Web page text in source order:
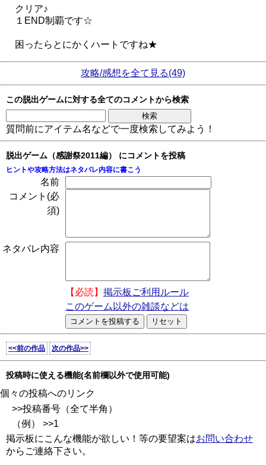
クリア♪
１END制覇です☆
困ったらとにかくハートですね★
攻略/感想を全て見る(49)
この脱出ゲームに対する全てのコメントから検索
質問前にアイテム名などで一度検索してみよう！
脱出ゲーム（感謝祭2011編） にコメントを投稿
ヒントや攻略方法はネタバレ内容に書こう
名前
コメント(必
須)
ネタバレ内容
【必読】 掲示板ご利用ルール
このゲーム以外の雑談などは
<<前の作品 次の作品>>
投稿時に使える機能(名前欄以外で使用可能)
個々の投稿へのリンク
>>投稿番号（全て半角）
（例） >>1
掲示板にこんな機能が欲しい！等の要望案はお問い合わせ
からご連絡下さい。